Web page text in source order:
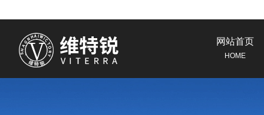
网站首页
HOME